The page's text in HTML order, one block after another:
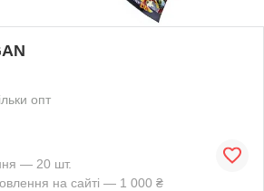
опт
— 20 шт.
на сайті — 1 000 ₴